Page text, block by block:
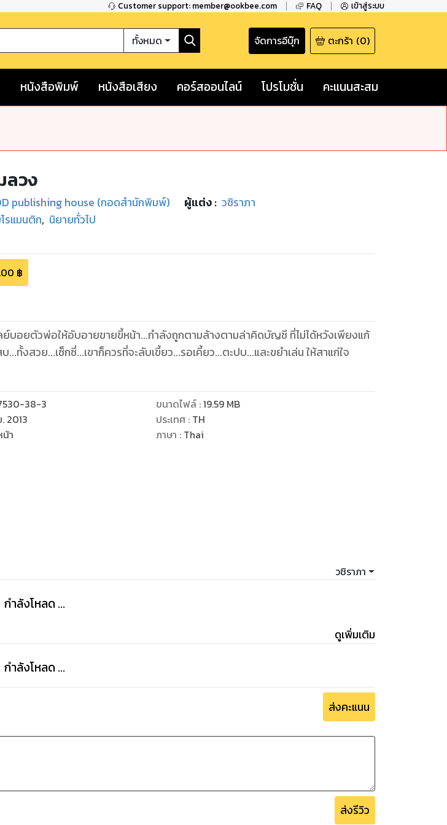
Customer support: member@ookbee.com FAQ เข้าสู่ระบบ
ทั้งหมด จัดการอีบุ๊ก ตะกร้า (0)
หนังสือพิมพ์ หนังสือเสียง คอร์สออนไลน์ โปรโมชั่น คะแนนสะสม
ลวง
publishing house (กอดสำนักพิมพ์) ผู้แต่ง : วชิราภา
รแมนติก, นิยายทั่วไป
฿
บอยตัวพ่อให้อับอายขายขี้หน้า...กำลังถูกตามล้างตามล่าคิดบัญชี ที่ไม่ได้หวังเพียงแก้
ทั้งสวย...เซ็กซี่...เขาก็ควรที่จะลับเขี้ยว...รอเคี้ยว...ตะปบ...และขยำเล่น ให้สาแก่ใจ
38-3
2013
น้า
ขนาดไฟล์:19.59 MB
ประเทศ : TH
ภาษา : Thai
วชิราภา
กำลังโหลด ...
ดูเพิ่มเติม
กำลังโหลด ...
ส่งคะแนน
ส่งรีวิว